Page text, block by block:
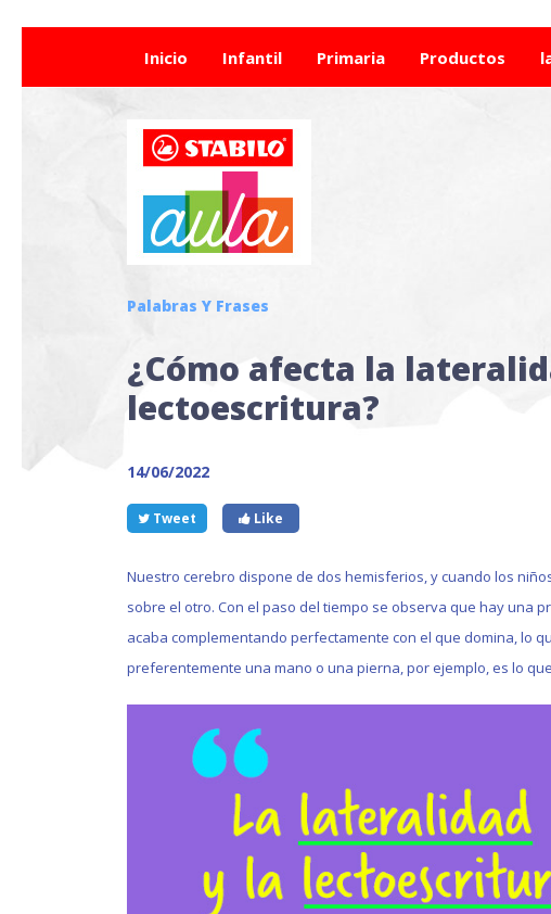
Inicio Infantil Primaria Productos
Palabras Y Frases
¿Cómo afecta la
lectoescritura?
14/06/2022
Tweet Like
Nuestro cerebro dispone de dos hemisferios, y cuando los
sobre el otro. Con el paso del tiempo se observa que hay una
acaba complementando perfectamente con el que domina, lo
preferentemente una mano o una pierna, por ejemplo, es lo